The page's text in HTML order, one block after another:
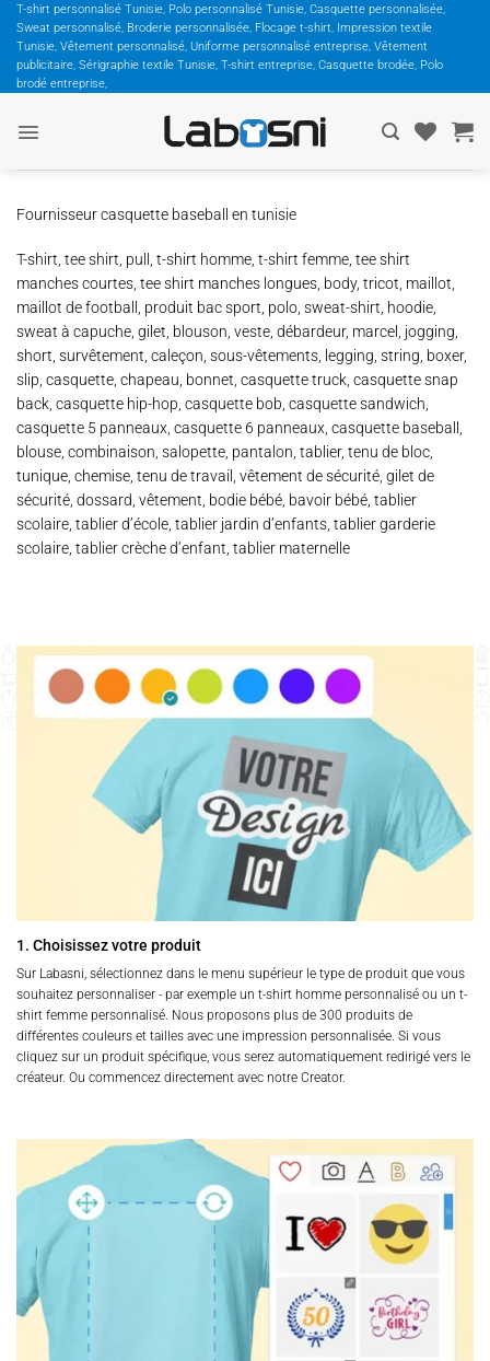
Passer
contenu
T-shirt personnalisé Tunisie, Polo personnalisé Tunisie, Casquette personnalisée,
Sweat personnalisé, Broderie personnalisée, Flocage t-shirt, Impression textile
Tunisie, Vêtement personnalisé, Uniforme personnalisé entreprise, Vêtement
publicitaire, Sérigraphie textile Tunisie, T-shirt entreprise, Casquette brodée, Polo
brodé entreprise,
Fournisseur casquette baseball en tunisie
T-shirt, tee shirt, pull, t-shirt homme, t-shirt femme, tee shirt
manches courtes, tee shirt manches longues, body, tricot, maillot,
maillot de football, produit bac sport, polo, sweat-shirt, hoodie,
sweat à capuche, gilet, blouson, veste, débardeur, marcel, jogging,
short, survêtement, caleçon, sous-vêtements, legging, string, boxer,
slip, casquette, chapeau, bonnet, casquette truck, casquette snap
back, casquette hip-hop, casquette bob, casquette sandwich,
casquette 5 panneaux, casquette 6 panneaux, casquette baseball,
blouse, combinaison, salopette, pantalon, tablier, tenu de bloc,
tunique, chemise, tenu de travail, vêtement de sécurité, gilet de
sécurité, dossard, vêtement, bodie bébé, bavoir bébé, tablier
scolaire, tablier d’école, tablier jardin d’enfants, tablier garderie
scolaire, tablier crèche d’enfant, tablier maternelle
1. Choisissez votre produit
Sur Labasni, sélectionnez dans le menu supérieur le type de produit que vous
souhaitez personnaliser - par exemple un t-shirt homme personnalisé ou un t-
shirt femme personnalisé. Nous proposons plus de 300 produits de
différentes couleurs et tailles avec une impression personnalisée. Si vous
cliquez sur un produit spécifique, vous serez automatiquement redirigé vers le
créateur. Ou commencez directement avec notre Creator.